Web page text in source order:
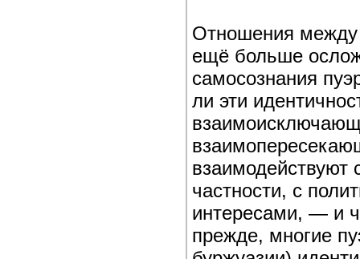
Отношения между
ещё больше
самосознания
ли эти
частности, с
интересами, — и
прежде, многие